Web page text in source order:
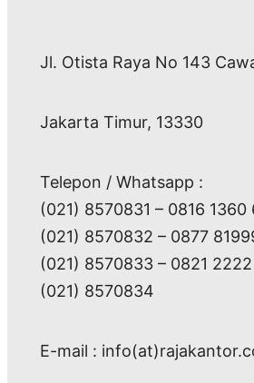
Jl. Otista Raya No 143
Jakarta Timur, 13330
Telepon / Whatsapp :
(021) 8570831 – 0816 1360
(021) 8570832 – 0877
(021) 8570833 – 0821
(021) 8570834
E-mail :